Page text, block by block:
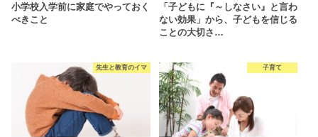
小学校入学前に家庭でやっておく
べきこと
「子どもに『～しなさい』と言わ
ない効果」から、子どもを信じる
ことの大切さ…
先生と教育のイマ 子育て